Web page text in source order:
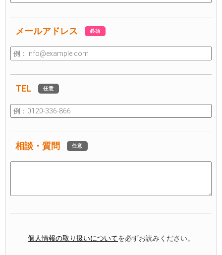
メールアドレス 必須
TEL 任意
相談・質問 任意
個人情報の取り扱いについてを必ずお読みください。